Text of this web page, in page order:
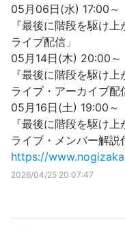
05月06日(水) 17:00
『最後に階段を駆け
ライブ配信」
05月14日(木) 20:00
『最後に階段を駆け
ライブ・アーカイブ配
05月16日(土) 19:00
『最後に階段を駆け
ライブ・メンバー解説
https://
2026/04/25 20:07:47